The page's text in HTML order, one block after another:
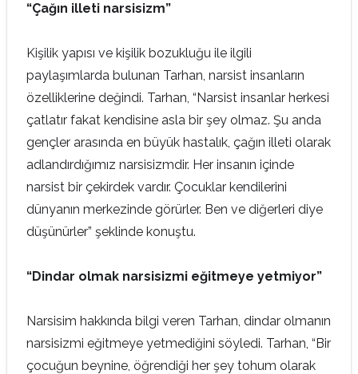
“Çağın illeti narsisizm”
Kişilik yapısı ve kişilik bozukluğu ile ilgili
paylaşımlarda bulunan Tarhan, narsist insanların
özelliklerine değindi. Tarhan, “Narsist insanlar herkesi
çatlatır fakat kendisine asla bir şey olmaz. Şu anda
gençler arasında en büyük hastalık, çağın illeti olarak
adlandırdığımız narsisizmdir. Her insanın içinde
narsist bir çekirdek vardır. Çocuklar kendilerini
dünyanın merkezinde görürler. Ben ve diğerleri diye
düşünürler” şeklinde konuştu.
“Dindar olmak narsisizmi eğitmeye yetmiyor”
Narsisim hakkında bilgi veren Tarhan, dindar olmanın
narsisizmi eğitmeye yetmediğini söyledi. Tarhan, “Bir
çocuğun beynine, öğrendiği her şey tohum olarak